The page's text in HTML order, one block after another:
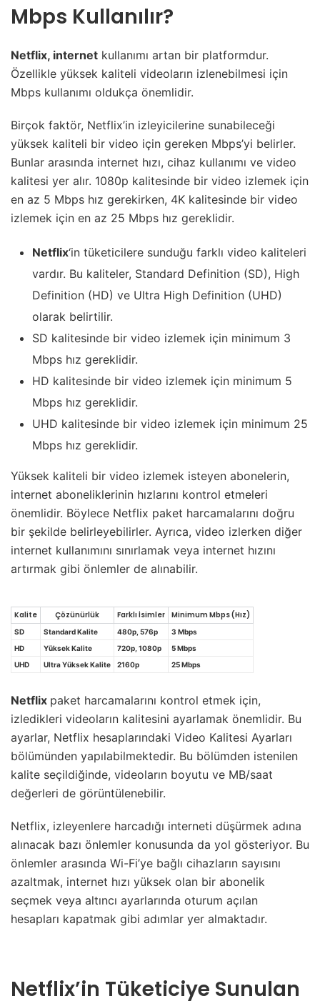
Mbps Kullanılır?
Netflix, internet kullanımı artan bir platformdur.
Özellikle yüksek kaliteli videoların izlenebilmesi için
Mbps kullanımı oldukça önemlidir.
Birçok faktör, Netflix’in izleyicilerine sunabileceği
yüksek kaliteli bir video için gereken Mbps’yi belirler.
Bunlar arasında internet hızı, cihaz kullanımı ve video
kalitesi yer alır. 1080p kalitesinde bir video izlemek için
en az 5 Mbps hız gerekirken, 4K kalitesinde bir video
izlemek için en az 25 Mbps hız gereklidir.
Netflix‘in tüketicilere sunduğu farklı video kaliteleri
vardır. Bu kaliteler, Standard Definition (SD), High
Definition (HD) ve Ultra High Definition (UHD)
olarak belirtilir.
SD kalitesinde bir video izlemek için minimum 3
Mbps hız gereklidir.
HD kalitesinde bir video izlemek için minimum 5
Mbps hız gereklidir.
UHD kalitesinde bir video izlemek için minimum 25
Mbps hız gereklidir.
Yüksek kaliteli bir video izlemek isteyen abonelerin,
internet aboneliklerinin hızlarını kontrol etmeleri
önemlidir. Böylece Netflix paket harcamalarını doğru
bir şekilde belirleyebilirler. Ayrıca, video izlerken diğer
internet kullanımını sınırlamak veya internet hızını
artırmak gibi önlemler de alınabilir.
Kalite Çözünürlük Farklı İsimler Minimum Mbps (Hız)
SD Standard Kalite 480p, 576p
3 Mbps
HD
Yüksek Kalite 720p, 1080p
5 Mbps
UHD
Ultra Yüksek Kalite 2160p 25 Mbps
Netflix paket harcamalarını kontrol etmek için,
izledikleri videoların kalitesini ayarlamak önemlidir. Bu
ayarlar, Netflix hesaplarındaki Video Kalitesi Ayarları
bölümünden yapılabilmektedir. Bu bölümden istenilen
kalite seçildiğinde, videoların boyutu ve MB/saat
değerleri de görüntülenebilir.
Netflix, izleyenlere harcadığı interneti düşürmek adına
alınacak bazı önlemler konusunda da yol gösteriyor. Bu
önlemler arasında Wi-Fi’ye bağlı cihazların sayısını
azaltmak, internet hızı yüksek olan bir abonelik
seçmek veya altıncı ayarlarında oturum açılan
hesapları kapatmak gibi adımlar yer almaktadır.
Netflix’in Tüketiciye Sunulan